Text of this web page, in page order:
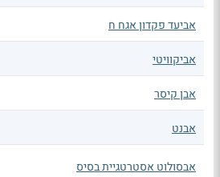
אביעד פקדון אגח ח
אביקוויטי
אבן קיסר
אבנט
אבסולוט אסטרטגיית בסיס